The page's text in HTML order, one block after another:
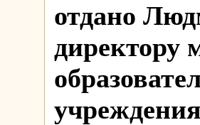
отдано
директору